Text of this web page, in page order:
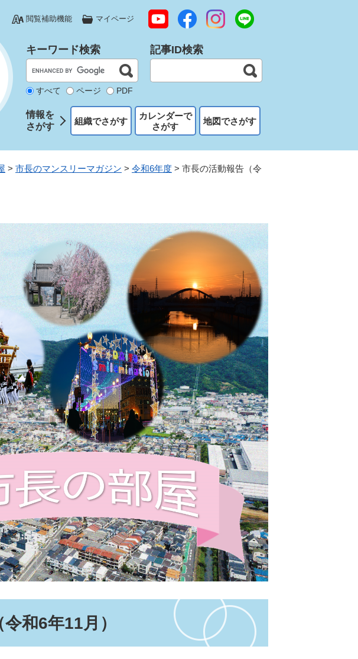
閲覧補助機能 マイページ
キーワード検索
すべて ページ PDF
記事ID検索
情報を
さがす
組織でさがす
カレンダーで
さがす
地図でさがす
> 市長のマンスリーマガジン > 令和6年度 > 市長の活動報告（令
和6年11月）